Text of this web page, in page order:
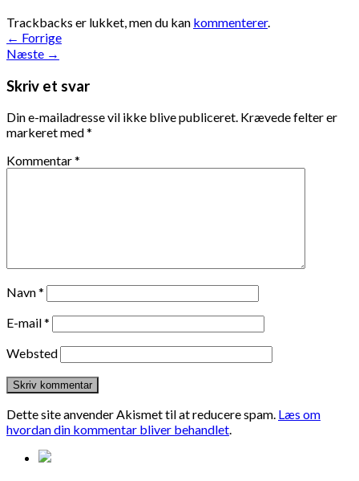
Trackbacks er lukket, men du kan kommenterer.
← Forrige
Næste →
Skriv et svar
Din e-mailadresse vil ikke blive publiceret. Krævede felter er
markeret med*
Kommentar*
Navn*
E-mail*
Websted
Dette site anvender Akismet til at reducere spam. Læs om
hvordan din kommentar bliver behandlet.